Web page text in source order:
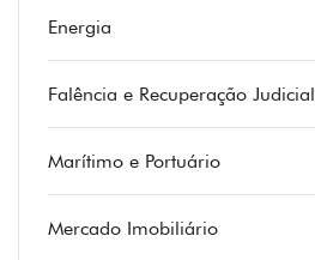
Energia
Falência e Recuperação Judicial
Marítimo e Portuário
Mercado Imobiliário